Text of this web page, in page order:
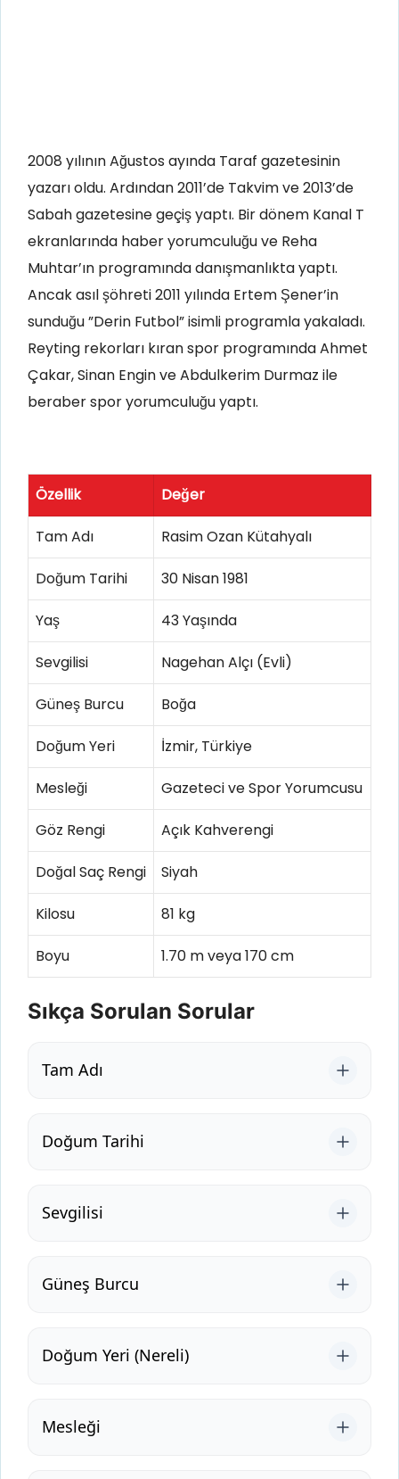
2008 yılının Ağustos ayında Taraf gazetesinin
yazarı oldu. Ardından 2011’de Takvim ve 2013’de
Sabah gazetesine geçiş yaptı. Bir dönem Kanal T
ekranlarında haber yorumculuğu ve Reha
Muhtar’ın programında danışmanlıkta yaptı.
Ancak asıl şöhreti 2011 yılında Ertem Şener’in
sunduğu ”Derin Futbol” isimli programla yakaladı.
Reyting rekorları kıran spor programında Ahmet
Çakar, Sinan Engin ve Abdulkerim Durmaz ile
beraber spor yorumculuğu yaptı.
Özellik Değer
Tam Adı Rasim Ozan Kütahyalı
Doğum Tarihi 30 Nisan 1981
Yaş 43 Yaşında
Sevgilisi Nagehan Alçı (Evli)
Güneş Burcu Boğa
Doğum Yeri İzmir, Türkiye
Mesleği Gazeteci ve Spor Yorumcusu
Göz Rengi Açık Kahverengi
Doğal Saç Rengi Siyah
Kilosu 81 kg
Boyu 1.70 m veya 170 cm
Sıkça Sorulan Sorular
Tam Adı
Doğum Tarihi
Sevgilisi
Güneş Burcu
Doğum Yeri (Nereli)
Mesleği